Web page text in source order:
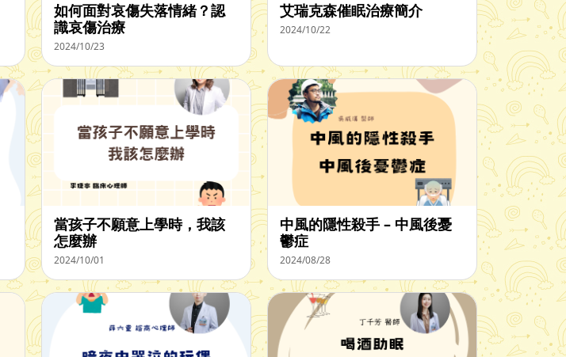
如何面對哀傷失落情緒？認
識哀傷治療
2024/10/23
艾瑞克森催眠治療簡介
2024/10/22
當孩子不願意上學時，我該
怎麼辦
2024/10/01
中風的隱性殺手 – 中風後憂
鬱症
2024/08/28